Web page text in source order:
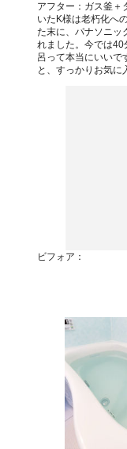
アフター：ガス釜＋
いたK様は老朽化へ
た末に、パナソニッ
れました。今では40
呂って本当にいいで
と、すっかりお気に
ビフォア：